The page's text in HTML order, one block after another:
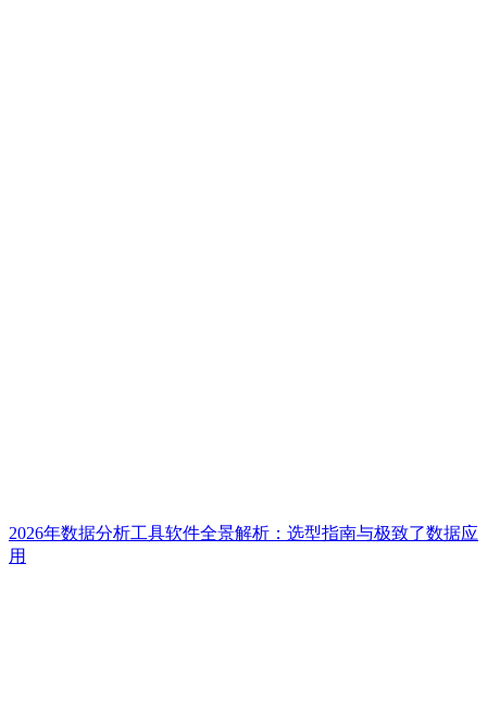
2026年数据分析工具软件全景解析：选型指南与极致了数据应
用